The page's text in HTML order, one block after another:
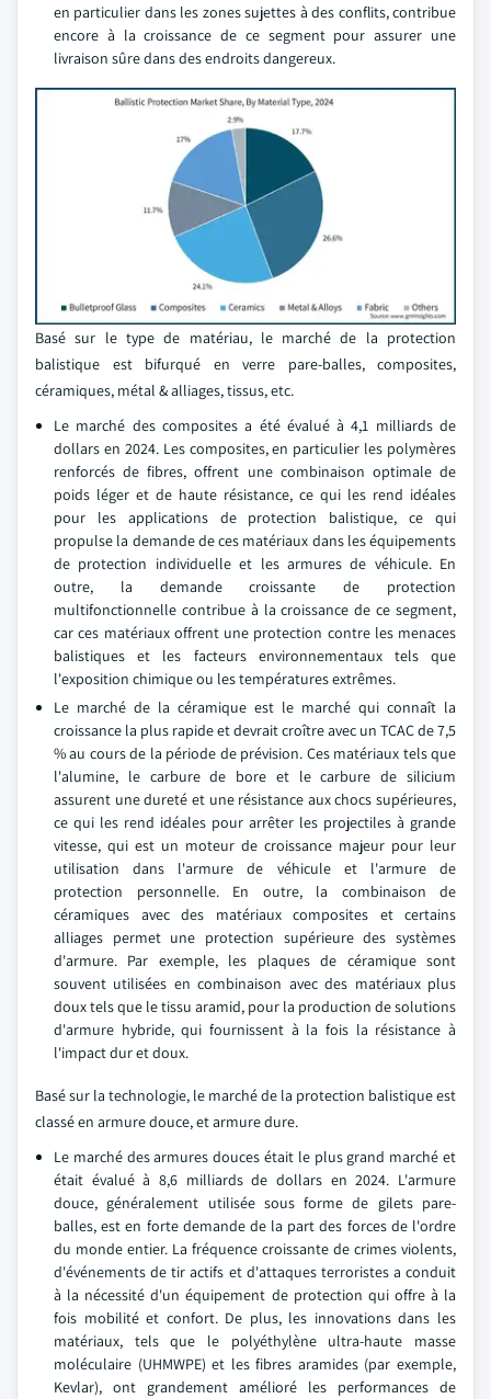
en particulier dans les zones sujettes à des conflits, contribue
encore à la croissance de ce segment pour assurer une
livraison sûre dans des endroits dangereux.
Basé sur le type de matériau, le marché de la protection
balistique est bifurqué en verre pare-balles, composites,
céramiques, métal & alliages, tissus, etc.
Le marché des composites a été évalué à 4,1 milliards de
dollars en 2024. Les composites, en particulier les polymères
renforcés de fibres, offrent une combinaison optimale de
poids léger et de haute résistance, ce qui les rend idéales
pour les applications de protection balistique, ce qui
propulse la demande de ces matériaux dans les équipements
de protection individuelle et les armures de véhicule. En
outre, la demande croissante de protection
multifonctionnelle contribue à la croissance de ce segment,
car ces matériaux offrent une protection contre les menaces
balistiques et les facteurs environnementaux tels que
l'exposition chimique ou les températures extrêmes.
Le marché de la céramique est le marché qui connaît la
croissance la plus rapide et devrait croître avec un TCAC de 7,5
% au cours de la période de prévision. Ces matériaux tels que
l'alumine, le carbure de bore et le carbure de silicium
assurent une dureté et une résistance aux chocs supérieures,
ce qui les rend idéales pour arrêter les projectiles à grande
vitesse, qui est un moteur de croissance majeur pour leur
utilisation dans l'armure de véhicule et l'armure de
protection personnelle. En outre, la combinaison de
céramiques avec des matériaux composites et certains
alliages permet une protection supérieure des systèmes
d'armure. Par exemple, les plaques de céramique sont
souvent utilisées en combinaison avec des matériaux plus
doux tels que le tissu aramid, pour la production de solutions
d'armure hybride, qui fournissent à la fois la résistance à
l'impact dur et doux.
Basé sur la technologie, le marché de la protection balistique est
classé en armure douce, et armure dure.
Le marché des armures douces était le plus grand marché et
était évalué à 8,6 milliards de dollars en 2024. L'armure
douce, généralement utilisée sous forme de gilets pare-
balles, est en forte demande de la part des forces de l'ordre
du monde entier. La fréquence croissante de crimes violents,
d'événements de tir actifs et d'attaques terroristes a conduit
à la nécessité d'un équipement de protection qui offre à la
fois mobilité et confort. De plus, les innovations dans les
matériaux, tels que le polyéthylène ultra-haute masse
moléculaire (UHMWPE) et les fibres aramides (par exemple,
Kevlar), ont grandement amélioré les performances de